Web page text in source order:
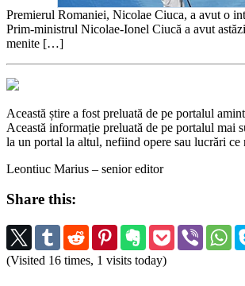
Premierul Romaniei, Nicolae Ciuca, a avut o
Prim-ministrul Nicolae-Ionel Ciucă a avut
menite […]
Această știre a fost preluată de pe portalul
Această informație preluată de pe portalul
la un portal la altul, nefiind opere sau lucrări ce
Leontiuc Marius – senior editor
Share this:
(Visited 16 times, 1 visits today)